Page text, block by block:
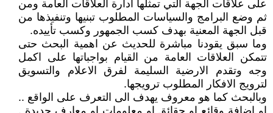
على علاقات الجهة التي تمثلها ادارة العلاقات العامة ومن
ثم وضع البرامج والسياسات المطلوب تبنيها وتنفيذها من
قبل الجهة المعنية بهدف كسب الجمهور وكسب تأييده.
وما سبق يقودنا مباشرة للحديث عن اهمية البحث حتى
تتمكن العلاقات العامة من القيام بواجباتها على اكمل
وجه وتقدم الارضية السليمة لفرق الاعلام والتسويق
لترويج الافكار المطلوب ترويجها.
وبالبحث كما هو معروف يهدف الى التعرف على الواقع ..